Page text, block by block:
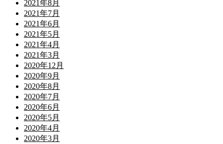
2021年8月
2021年7月
2021年6月
2021年5月
2021年4月
2021年3月
2020年12月
2020年9月
2020年8月
2020年7月
2020年6月
2020年5月
2020年4月
2020年3月